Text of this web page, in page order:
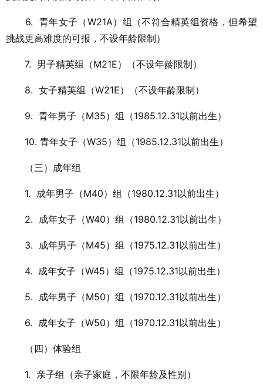
6. 青年女子（W21A）组（不符合精英组资格，但希望
挑战更高难度的可报，不设年龄限制）
7. 男子精英组（M21E）（不设年龄限制）
8. 女子精英组（W21E）（不设年龄限制）
9. 青年男子（M35）组（1985.12.31以前出生）
10. 青年女子（W35）组（1985.12.31以前出生）
（三）成年组
1. 成年男子（M40）组（1980.12.31以前出生）
2. 成年女子（W40）组（1980.12.31以前出生）
3. 成年男子（M45）组（1975.12.31以前出生）
4. 成年女子（W45）组（1975.12.31以前出生）
5. 成年男子（M50）组（1970.12.31以前出生）
6. 成年女子（W50）组（1970.12.31以前出生）
（四）体验组
1. 亲子组（亲子家庭，不限年龄及性别）